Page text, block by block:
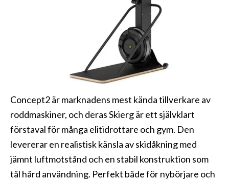
Concept2 är marknadens mest kända tillverkare av
roddmaskiner, och deras Skierg är ett självklart
förstaval för många elitidrottare och gym. Den
levererar en realistisk känsla av skidåkning med
jämnt luftmotstånd och en stabil konstruktion som
tål hård användning. Perfekt både för nybörjare och